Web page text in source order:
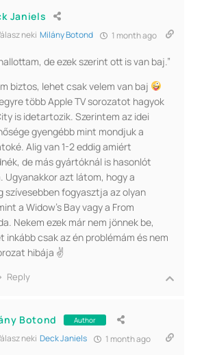
Janiels
neki Milány Botond 1 month ago
de ezek szerint ott is van baj.”
biztos, lehet csak velem van baj
több Apple TV sorozatot hagyok
is idetartozik. Szerintem az idei
gyengébb mint mondjuk a
Alig van 1-2 eddig amiért
de más gyártóknál is hasonlót
azt látom, hogy a
szívesebben fogyasztja az olyan
a Widow’s Bay vagy a From
Nekem ezek már nem jönnek be,
inkább csak az én problémám és nem
hibája ✌
Reply
Botond Author
neki Deck Janiels 1 month ago